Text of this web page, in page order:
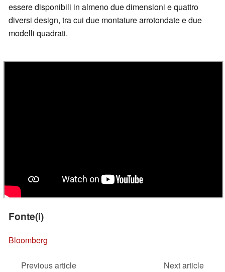
essere disponibili in almeno due dimensioni e quattro
diversi design, tra cui due montature arrotondate e due
modelli quadrati.
Fonte(i)
Bloomberg
Previous article
Next article